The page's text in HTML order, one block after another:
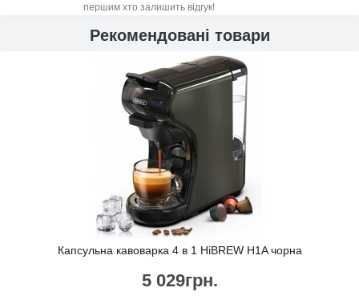
першим хто залишить відгук!
Рекомендовані товари
Капсульна кавоварка 4 в 1 HiBREW H1A чорна
5 029грн.